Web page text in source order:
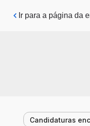
Pular para o
Ir para a página da
Candidaturas